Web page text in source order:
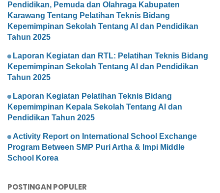
Pendidikan, Pemuda dan Olahraga Kabupaten
Karawang Tentang Pelatihan Teknis Bidang
Kepemimpinan Sekolah Tentang AI dan Pendidikan
Tahun 2025
Laporan Kegiatan dan RTL: Pelatihan Teknis Bidang
Kepemimpinan Sekolah Tentang AI dan Pendidikan
Tahun 2025
Laporan Kegiatan Pelatihan Teknis Bidang
Kepemimpinan Kepala Sekolah Tentang AI dan
Pendidikan Tahun 2025
Activity Report on International School Exchange
Program Between SMP Puri Artha & Impi Middle
School Korea
POSTINGAN POPULER